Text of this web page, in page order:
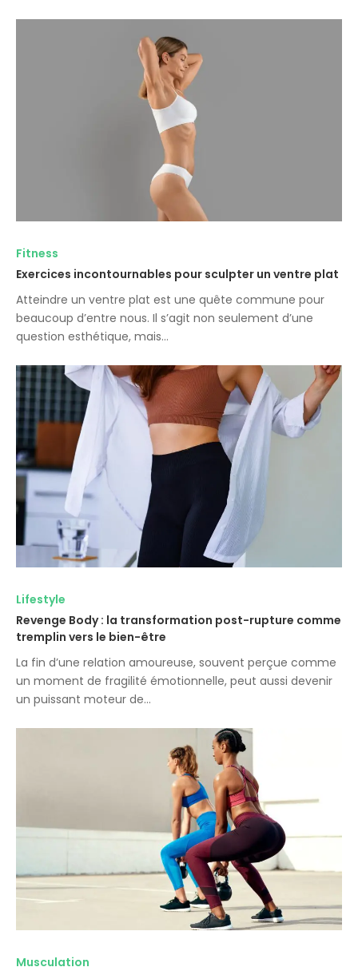
Fitness
Exercices incontournables pour sculpter un ventre plat
Atteindre un ventre plat est une quête commune pour
beaucoup d’entre nous. Il s’agit non seulement d’une
question esthétique, mais…
Lifestyle
Revenge Body : la transformation post-rupture comme
tremplin vers le bien-être
La fin d’une relation amoureuse, souvent perçue comme
un moment de fragilité émotionnelle, peut aussi devenir
un puissant moteur de…
Musculation